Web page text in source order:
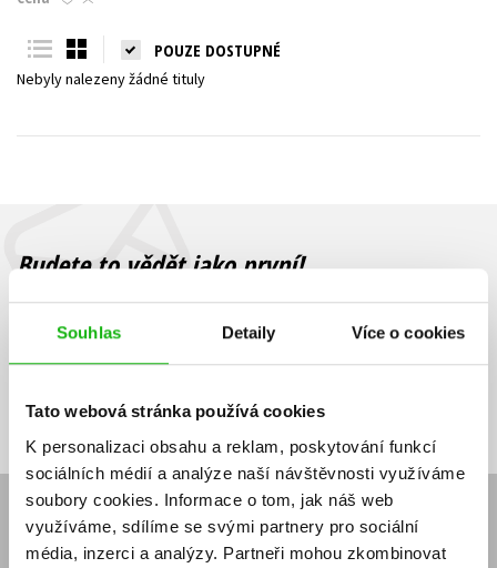
Souhlas Detaily Více o cookies
Tato webová stránka používá cookies
K personalizaci obsahu a reklam, poskytování funkcí
sociálních médií a analýze naší návštěvnosti využíváme
soubory cookies. Informace o tom, jak náš web
využíváme, sdílíme se svými partnery pro sociální
média, inzerci a analýzy. Partneři mohou zkombinovat
Young adult (SK)
Všechny tituly
POUZE DOSTUPNÉ
Nebyly nalezeny žádné tituly
Budete to vědět jako první!
Zajímá Vás, jaký knižní hit právě vychází, na jaké zboží je výhodná
sleva, jaká běží soutěž o ceny? Přihlášením k odběru našich e-
souhlasíte se zpracováním osobních údajů
mailová
adresa
mailová
adresa
Vaše e-mailová adresa Přihlásit se
E-SHOP
Aktuality
Knižní novinky